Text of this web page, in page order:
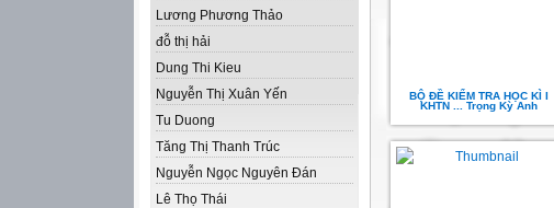
Lương Phương Thảo
đỗ thị hải
Dung Thi Kieu
Nguyễn Thị Xuân Yến
Tu Duong
Tăng Thị Thanh Trúc
Nguyễn Ngọc Nguyên Đán
Lê Thọ Thái
BỘ ĐỀ KIỂM TRA HỌC KÌ I
KHTN ... Trọng Kỳ Anh